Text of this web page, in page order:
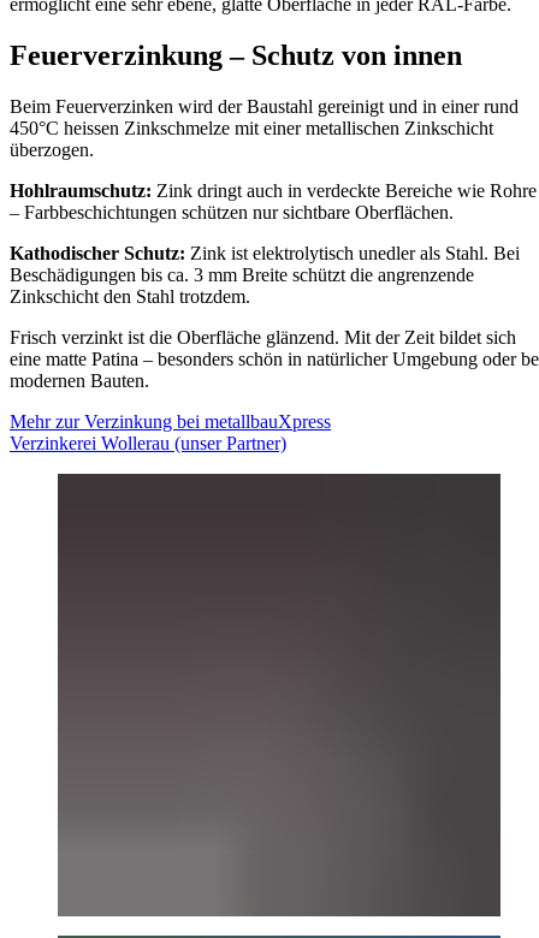
ermöglicht eine sehr ebene, glatte Oberfläche in jeder RAL-Farbe.
Feuerverzinkung – Schutz von innen
Beim Feuerverzinken wird der Baustahl gereinigt und in einer rund
450°C heissen Zinkschmelze mit einer metallischen Zinkschicht
überzogen.
Hohlraumschutz: Zink dringt auch in verdeckte Bereiche wie Rohre
– Farbbeschichtungen schützen nur sichtbare Oberflächen.
Kathodischer Schutz: Zink ist elektrolytisch unedler als Stahl. Bei
Beschädigungen bis ca. 3 mm Breite schützt die angrenzende
Zinkschicht den Stahl trotzdem.
Frisch verzinkt ist die Oberfläche glänzend. Mit der Zeit bildet sich
eine matte Patina – besonders schön in natürlicher Umgebung oder
modernen Bauten.
Mehr zur Verzinkung bei metallbauXpress
Verzinkerei Wollerau (unser Partner)